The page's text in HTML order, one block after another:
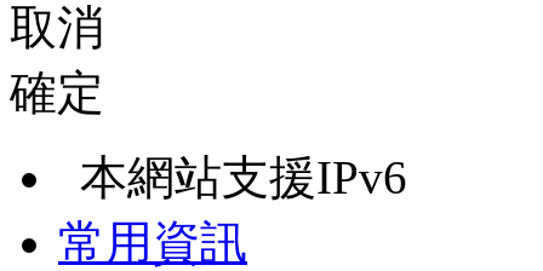
取消
確定
本網站支援IPv6
常用資訊